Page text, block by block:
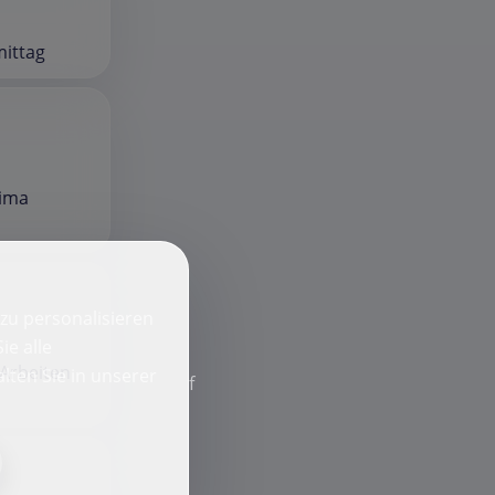
personalisieren
alle
Sie in unserer
f